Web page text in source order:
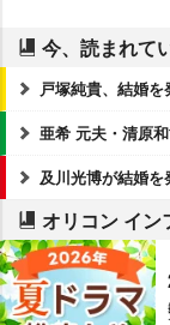
今、読まれて
戸塚純貴、結婚を
亜希 元夫・清原
及川光博が結婚を
オリコン イン